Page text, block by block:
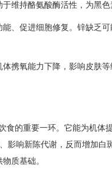
维持酪氨酸酶活性，为黑色
促进细胞修复。锌缺乏可
氧能力下降，影响皮肤等
的重要一环。它能为机体
响新陈代谢，反而增加白
质基础。​